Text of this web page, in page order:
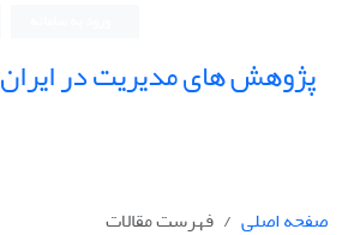
پژوهش های مدیریت در ایران
صفحه اصلی
فهرست مقالات